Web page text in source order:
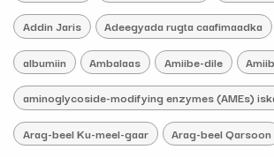
Addin Jaris Adeegyada rugta caafimaadka
albumiin Ambalaas Amiibe-dile
aminoglycoside-modifying enzymes (AMEs)
Arag-beel Ku-meel-gaar Arag-beel Qarsoon